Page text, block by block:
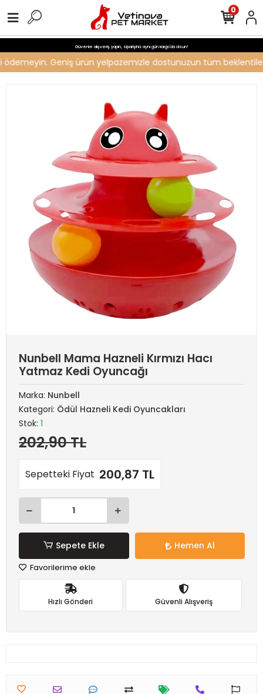
Güvenle alışveriş yapın, siparişiniz aynı gün kargo'da olsun!
Geniş ürün yelpazemizle dostunuzun tüm
0
Nunbell Mama Hazneli Kırmızı Hacı
Yatmaz Kedi Oyuncağı
Marka: Nunbell
Kategori: Ödül Hazneli Kedi Oyuncakları
Stok: 1
202,90 TL
Sepetteki Fiyat 200,87 TL
Sepete Ekle Hemen Al
Favorilerime ekle
Hızlı Gönderi Güvenli Alışveriş